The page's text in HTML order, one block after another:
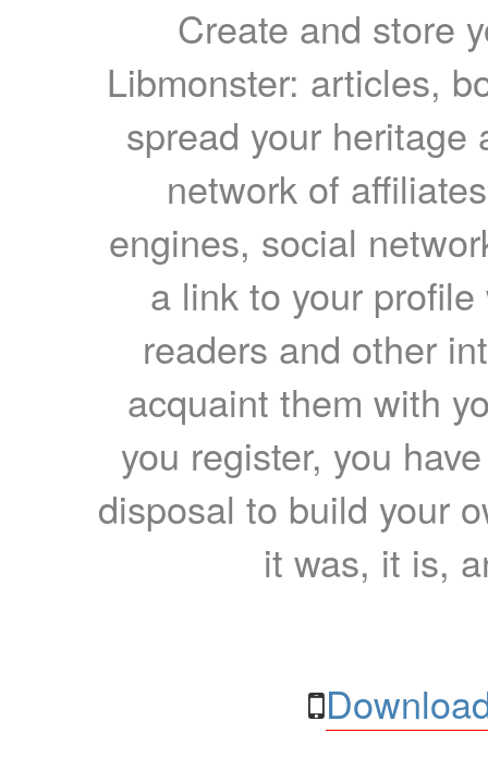
Create and store
Libmonster: articles,
spread your heritage
network of
engines, social
a link to your
readers and other
acquaint them with
you register, you
disposal to build your
it was, it is,